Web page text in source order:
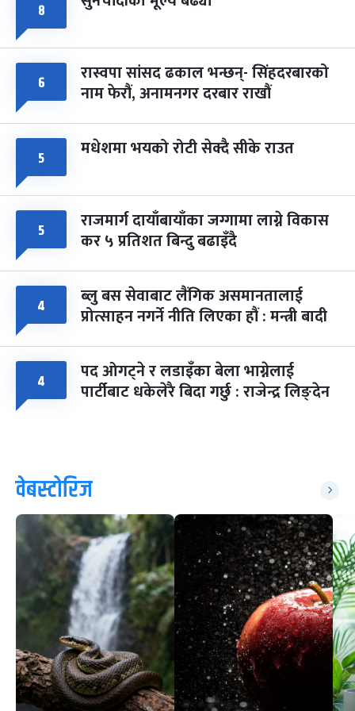
८
६ रास्वपा सांसद ढकाल भन्छन्- सिंहदरबारको
नाम फेरौं, अनामनगर दरबार राखौं
५ मधेशमा भयको रोटी सेक्दै सीके राउत
५ राजमार्ग दायाँबायाँका जग्गामा लाग्ने विकास
कर ५ प्रतिशत बिन्दु बढाइँदै
४ ब्लु बस सेवाबाट लैंगिक असमानतालाई
प्रोत्साहन नगर्ने नीति लिएका हौं : मन्त्री बादी
४ पद ओगट्ने र लडाइँका बेला भाग्नेलाई
पार्टीबाट धकेलेरै बिदा गर्छु : राजेन्द्र लिङ्देन
वेबस्टोरिज